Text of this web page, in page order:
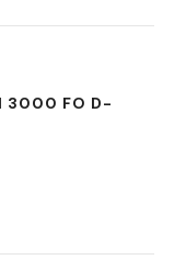
3000 FO D-